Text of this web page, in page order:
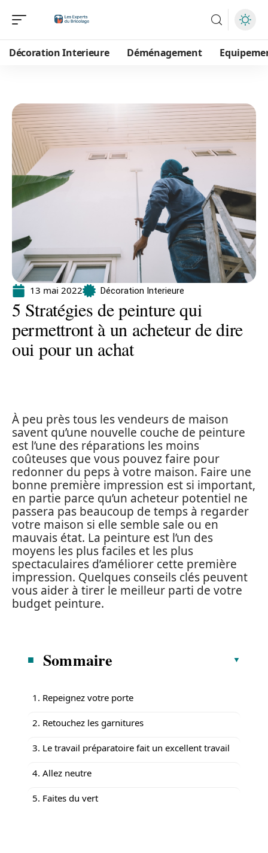
Décoration Interieure Déménagement
13 mai 2022 Décoration Interieure
5 Stratégies de peinture qui
permettront à un acheteur de dire
oui pour un achat
À peu près tous les vendeurs de maison
savent qu’une nouvelle couche de peinture
est l’une des réparations les moins
coûteuses que vous pouvez faire pour
redonner du peps à votre maison. Faire une
bonne première impression est si important,
en partie parce qu’un acheteur potentiel ne
passera pas beaucoup de temps à regarder
votre maison si elle semble sale ou en
mauvais état. La peinture est l’un des
moyens les plus faciles et les plus
spectaculaires d’améliorer cette première
impression. Quelques conseils clés peuvent
vous aider à tirer le meilleur parti de votre
budget peinture.
Sommaire
1. Repeignez votre porte
2. Retouchez les garnitures
3. Le travail préparatoire fait un excellent travail
4. Allez neutre
5. Faites du vert